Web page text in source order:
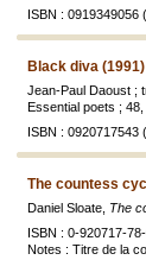
ISBN : 0919349056
Black diva (1991)
Jean-Paul Daoust ;
Essential poets ;
ISBN : 0920717543
The countess
Daniel Sloate, The
ISBN : 0-920717-
Notes : Titre de la